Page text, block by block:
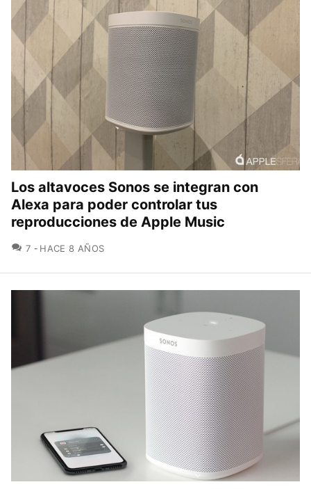
Los altavoces Sonos se integran con
Alexa para poder controlar tus
reproducciones de Apple Music
7 COMENTARIOS
HACE 8 AÑOS